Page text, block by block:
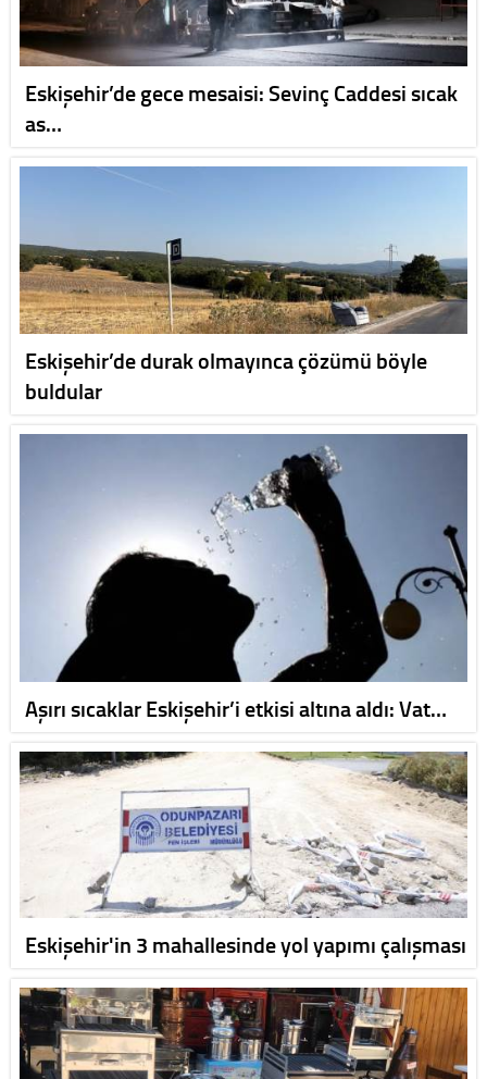
Eskişehir’de gece mesaisi: Sevinç Caddesi sıcak
as…
Eskişehir’de durak olmayınca çözümü böyle
buldular
Aşırı sıcaklar Eskişehir’i etkisi altına aldı: Vat…
Eskişehir'in 3 mahallesinde yol yapımı çalışması